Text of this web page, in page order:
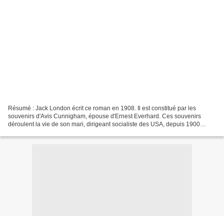
Résumé : Jack London écrit ce roman en 1908. Il est constitué par les
souvenirs d'Avis Cunnigham, épouse d'Ernest Everhard. Ces souvenirs
déroulent la vie de son mari, dirigeant socialiste des USA, depuis 1900